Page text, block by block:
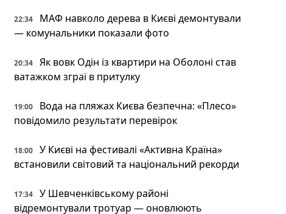
22:34
МАФ навколо дерева в Києві демонтували
— комунальники показали фото
20:34
Як вовк Одін із квартири на Оболоні став
ватажком зграї в притулку
19:00
Вода на пляжах Києва безпечна: «Плесо»
повідомило результати перевірок
18:00
У Києві на фестивалі «Активна Країна»
встановили світовий та національний рекорди
17:34
У Шевченківському районі
відремонтували тротуар — оновлюють